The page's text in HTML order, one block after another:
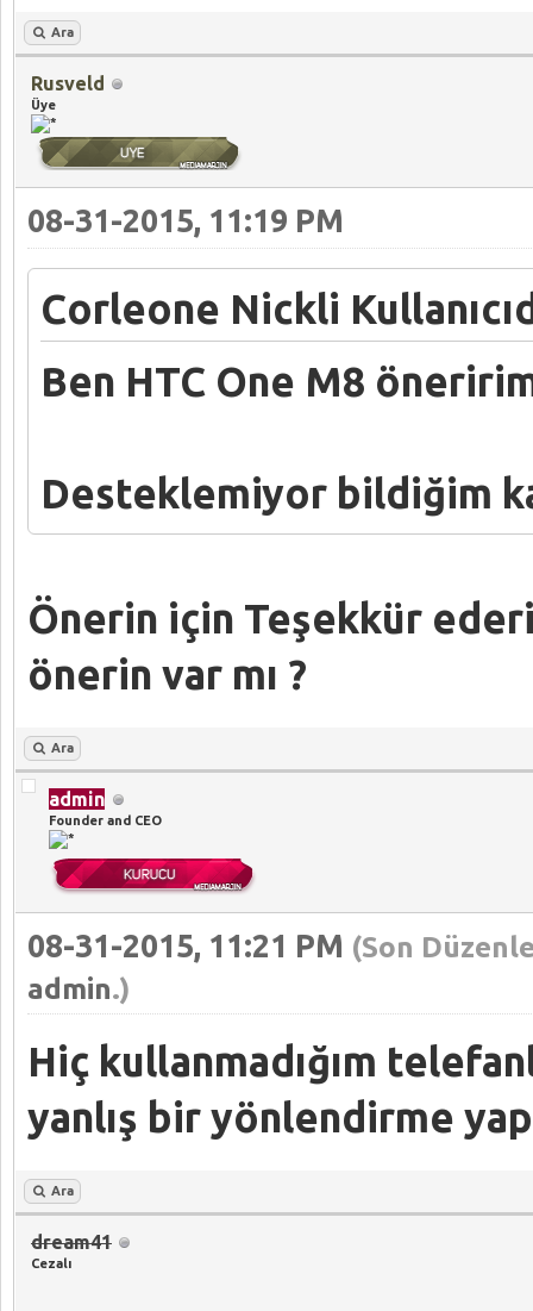
Ara
Rusveld
Üye
08-31-2015, 11:19 PM
Corleone Nickli
Ben HTC One M8
Desteklemiyor bildiğim
Önerin için Teşekkür
önerin var mı ?
Ara
admin
Founder and CEO
08-31-2015, 11:21 PM (Son
admin.)
Hiç kullanmadığım
yanlış bir yönlendirme
Ara
dream41
Cezalı